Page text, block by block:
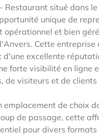
Restaurant situé dans
unique de
opérationnel et bien
Cette entreprise
d'une excellente
forte visibilité en ligne
de visiteurs et de clients
emplacement de choix
de passage, cette
pour divers formats